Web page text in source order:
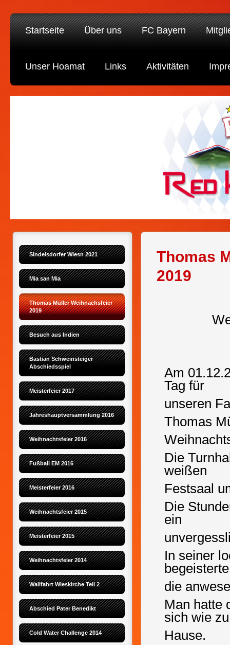
Startseite Über uns FC Bayern
Unser Hoamat Links Aktivitäten
Sindelsdorfer Wiesn 2021
Mia san Mia
Thomas Müller Weihnachsfeier
2019
Besuch aus Indien
Bastian Schweinsteiger
Abschiedsspiel
Meisterfeier 2017
Jahreshauptversammlung 2016
Weihnachtsfeier 2016
Fußball EM 2016
Meisterfeier 2016
Weihnachtsfeier 2015
Meisterfeier 2015
Weihnachtsfeier 2014
Wallfahrt Wieskirche Teil 2
Abschied Pater Benedikt
Cold Water Challenge 2014
Thomas
2019
Am
Tag für
unseren
Thomas
Die
weißen
Festsaal
Die
ein
In seiner
die
Man hatte
sich wie zu
Hause.